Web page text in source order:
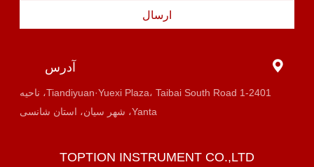
ارسال
آدرس
1-2401 Tiandiyuan·Yuexi Plaza، Taibai South Road، ناحیه
Yanta، شهر سیان، استان شانسی
TOPTION INSTRUMENT CO.,LTD